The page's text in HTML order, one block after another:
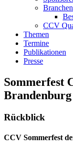
CCV
Themen
Termine
Publikationen
Presse
Sommerfest
Brandenburg
Rückblick
CCV Sommerfest